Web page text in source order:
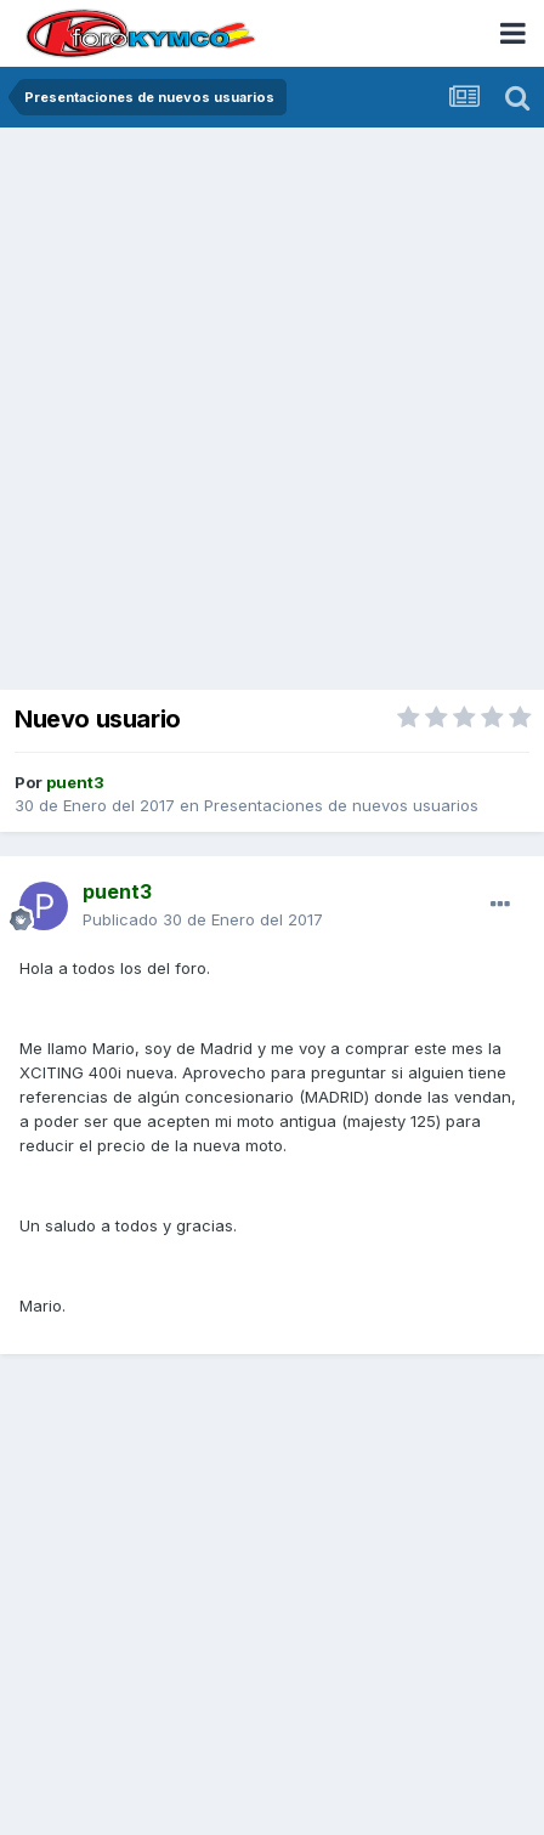
Presentaciones de nuevos usuarios
Nuevo usuario
Por puent3
30 de Enero del 2017 en Presentaciones de nuevos usuarios
puent3
Publicado 30 de Enero del 2017
Hola a todos los del foro.
Me llamo Mario, soy de Madrid y me voy a comprar este mes la
XCITING 400i nueva. Aprovecho para preguntar si alguien tiene
referencias de algún concesionario (MADRID) donde las vendan,
a poder ser que acepten mi moto antigua (majesty 125) para
reducir el precio de la nueva moto.
Un saludo a todos y gracias.
Mario.